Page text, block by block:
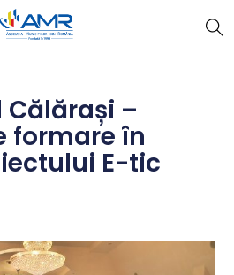
–
formare în
E-tic